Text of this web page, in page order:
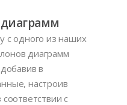
с одного из наших
диаграмм
в
настроив
с